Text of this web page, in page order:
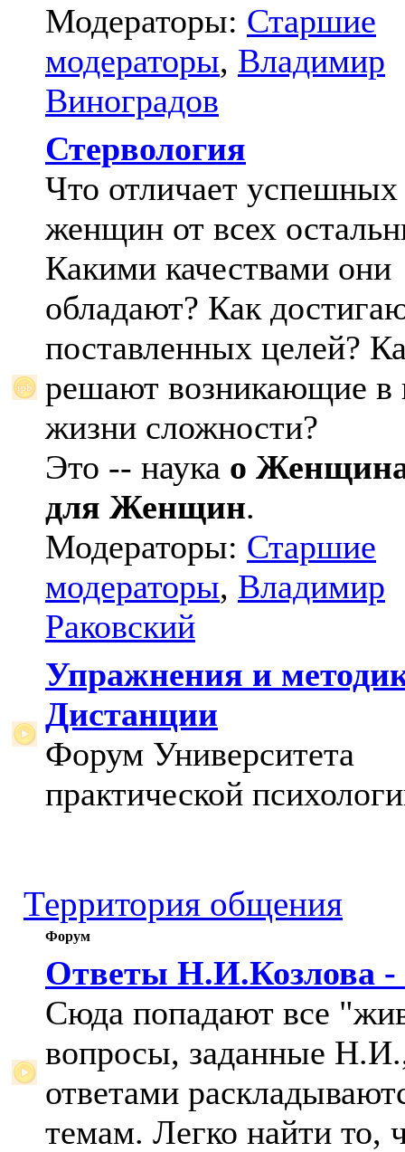
Модераторы: Старшие
модераторы, Владимир
Виноградов
Стервология
Что отличает успешных
женщин от всех
Какими качествами они
обладают? Как
поставленных целей?
решают возникающие в
жизни сложности?
Это -- наука о
для Женщин.
Модераторы: Старшие
модераторы, Владимир
Раковский
Упражнения и
Дистанции
Форум Университета
практической
Территория общения
Форум
Ответы Н.И.Козлова -
Сюда попадают все
вопросы, заданные
ответами
темам. Легко найти то,